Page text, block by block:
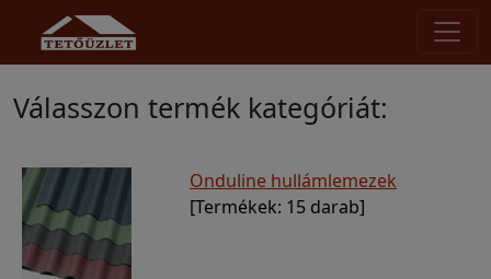
Válasszon termék kategóriát:
Onduline hullámlemezek
[Termékek: 15 darab]